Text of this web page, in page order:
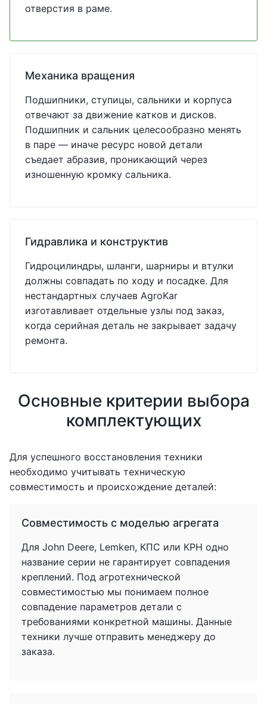
отверстия в раме.
Механика вращения
Подшипники, ступицы, сальники и корпуса
отвечают за движение катков и дисков.
Подшипник и сальник целесообразно менять
в паре — иначе ресурс новой детали
съедает абразив, проникающий через
изношенную кромку сальника.
Гидравлика и конструктив
Гидроцилиндры, шланги, шарниры и втулки
должны совпадать по ходу и посадке. Для
нестандартных случаев AgroKar
изготавливает отдельные узлы под заказ,
когда серийная деталь не закрывает задачу
ремонта.
Основные критерии выбора
комплектующих
Для успешного восстановления техники
необходимо учитывать техническую
совместимость и происхождение деталей:
Совместимость с моделью агрегата
Для John Deere, Lemken, КПС или КРН одно
название серии не гарантирует совпадения
креплений. Под агротехнической
совместимостью мы понимаем полное
совпадение параметров детали с
требованиями конкретной машины. Данные
техники лучше отправить менеджеру до
заказа.